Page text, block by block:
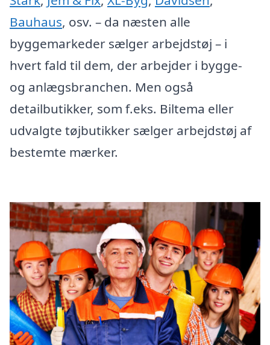
Bauhaus, osv. – da næsten alle
byggemarkeder sælger arbejdstøj – i
hvert fald til dem, der arbejder i bygge-
og anlægsbranchen. Men også
detailbutikker, som f.eks. Biltema eller
udvalgte tøjbutikker sælger arbejdstøj af
bestemte mærker.